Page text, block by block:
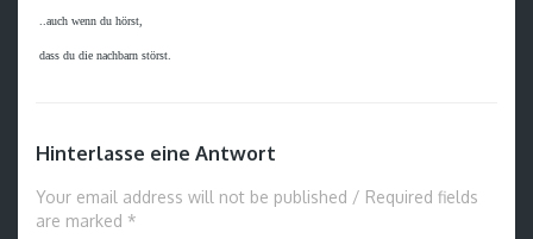
..auch wenn du hörst,
dass du die nachbarn störst.
Hinterlasse eine Antwort
Your email address will not be published / Required fields
are marked *